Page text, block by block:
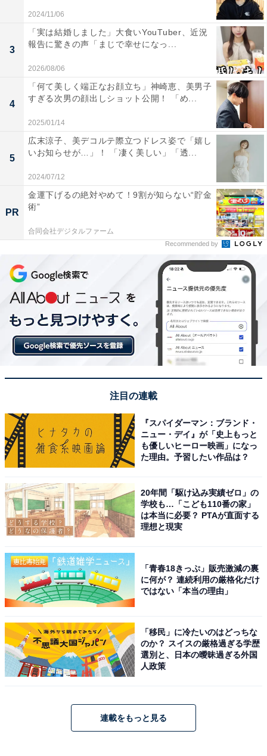
2024/11/06
3
「実は結婚しました」大食いYouTuber、近況
報告に驚きの声「まじで幸せになっ...
2026/08/06
4
「何て美しく端正なお顔立ち」神崎恵、美男子
すぎる次男の顔出しショット公開！ 「め...
2025/01/14
5
広末涼子、美デコルテ際立つドレス姿で「嬉し
いお知らせが…」！ 「凄く美しい」「透...
2024/07/12
PR
金運下げるの絶対やめて！9割が知らない“貯金
術”
合同会社デジタルファーム
Recommended by
注目の連載
『スパイダーマン：ブランド・
ニュー・デイ』が「史上もっと
も優しいヒーロー映画」になっ
た理由。予習したい作品は？
20年間「駆け込み実績ゼロ」の
学校も…「こども110番の家」
は本当に必要？ PTAが直面する
理想と現実
「青春18きっぷ」販売激減の裏
に何が？ 連続利用の厳格化だけ
ではない「本当の理由」
「移民」に冷たいのはどっちな
のか？ スイスの厳格過ぎる学歴
選別と、日本の曖昧過ぎる外国
人政策
連載をもっと見る